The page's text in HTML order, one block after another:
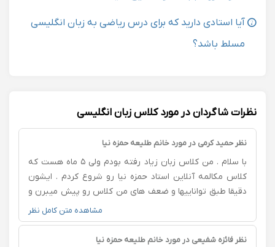
آیا استادی دارید که برای درس ریاضی به زبان انگلیسی
مسلط باشد؟
نظرات شاگردان در مورد کلاس زبان انگلیسی
نظر حمید کرمی در مورد خانم طلیعه حمزه نیا
با سلام . من کلاس زبان زیاد رفته بودم ولی ۵ ماه هست که
کلاس مکالمه آنلاین استاد حمزه نیا رو شروع کردم . ایشون
دقیقا طبق تواناییها و ضعف های من کلاس رو پیش میبرن و
مطالب رو بسیار ساده توضیح میدن.درضمن با تماشای فیلم
سرکلاس و گوش دادن پادکست ها و جلسات فری دیسکاشن
واقعا به پیشرفت من کمک کرده . من اعتمادبه‌نفس صحبت
مشاهده متن کامل نظر
نظر فائزه شفیعی در مورد خانم طلیعه حمزه نیا